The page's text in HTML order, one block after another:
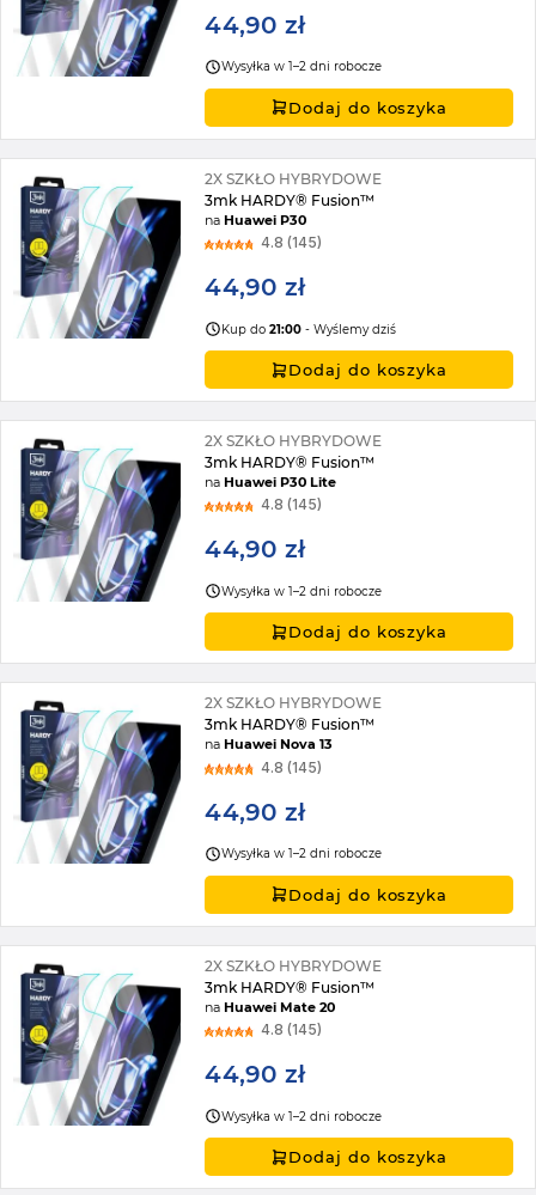
44,90 zł
Wysyłka w 1–2 dni robocze
Dodaj do koszyka
2X SZKŁO HYBRYDOWE
3mk HARDY® Fusion™
naHuawei P30
4.8 (145)
44,90 zł
Kup do21:00 - Wyślemy dziś
Dodaj do koszyka
2X SZKŁO HYBRYDOWE
3mk HARDY® Fusion™
naHuawei P30 Lite
4.8 (145)
44,90 zł
Wysyłka w 1–2 dni robocze
Dodaj do koszyka
2X SZKŁO HYBRYDOWE
3mk HARDY® Fusion™
naHuawei Nova 13
4.8 (145)
44,90 zł
Wysyłka w 1–2 dni robocze
Dodaj do koszyka
2X SZKŁO HYBRYDOWE
3mk HARDY® Fusion™
naHuawei Mate 20
4.8 (145)
44,90 zł
Wysyłka w 1–2 dni robocze
Dodaj do koszyka